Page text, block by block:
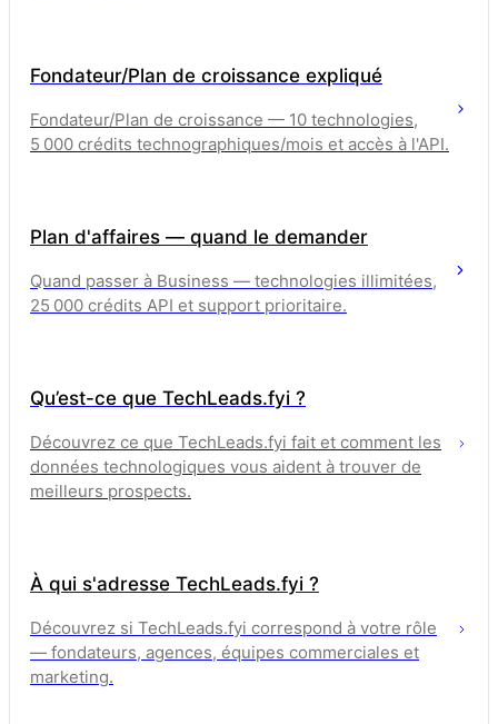
Fondateur/Plan de croissance expliqué
Fondateur/Plan de croissance — 10 technologies,
5 000 crédits technographiques/mois et accès à l'API.
Plan d'affaires — quand le demander
Quand passer à Business — technologies illimitées,
25 000 crédits API et support prioritaire.
Qu’est-ce que TechLeads.fyi ?
Découvrez ce que TechLeads.fyi fait et comment les
données technologiques vous aident à trouver de
meilleurs prospects.
À qui s'adresse TechLeads.fyi ?
Découvrez si TechLeads.fyi correspond à votre rôle
— fondateurs, agences, équipes commerciales et
marketing.